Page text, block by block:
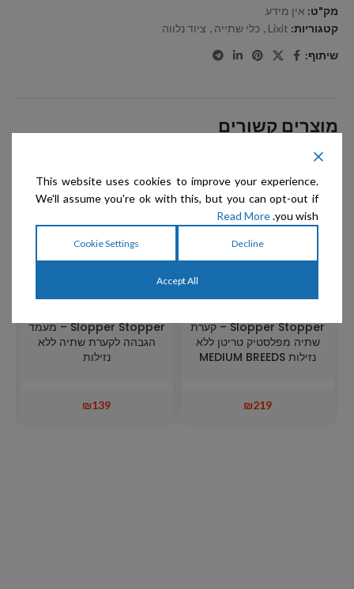
מק"ט: אין מידע
קטגוריות: Lixit
, כלי שתייה , ציוד נלווה
שיתוף:
מוצרים קשורים
Slopper Stopper – קערת
שתיה מפלסטיק טריטן ללא
נזילות MEDIUM BREEDS
₪219
Slopper Stopper – מעמד
הגבהה לקערת שתיה ללא
נזילות
₪139
This website uses cookies to improve your experience.
We'll assume you're ok with this, but you can opt-out if
you wish.
Read More
Decline
Cookie Settings
Accept All